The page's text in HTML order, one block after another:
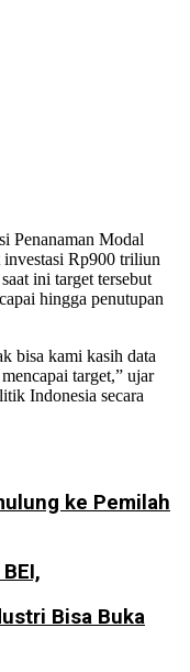
Penanaman Modal
Rp900 triliun
ini target tersebut
hingga penutupan
bisa kami kasih data
target,” ujar
Indonesia secara
ke Pemilah
Bisa Buka